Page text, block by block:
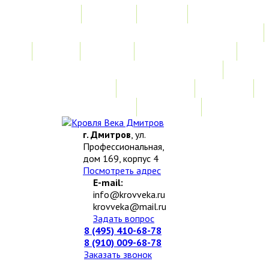
г. Дмитров, ул.
Профессиональная,
дом 169, корпус 4
Посмотреть адрес
E-mail:
info@krovveka.ru
krovveka@mail.ru
Задать вопрос
8 (495) 410-68-78
8 (910) 009-68-78
Заказать звонок